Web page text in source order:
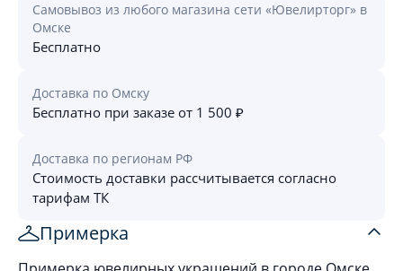
Самовывоз из любого магазина сети «Ювелирторг» в
Омске
Бесплатно
Доставка по Омску
Бесплатно при заказе от 1 500 ₽
Доставка по регионам РФ
Стоимость доставки рассчитывается согласно
тарифам ТК
Примерка